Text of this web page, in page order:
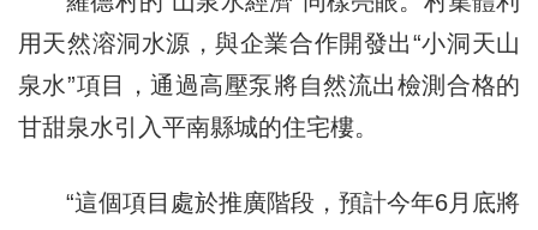
用天然溶洞水源，與企業合作開發出“小洞天山
泉水”項目，通過高壓泵將自然流出檢測合格的
甘甜泉水引入平南縣城的住宅樓。
“這個項目處於推廣階段，預計今年6月底將